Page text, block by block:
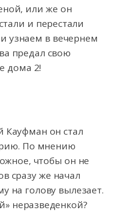
или же он
и перестали
узнаем в вечернем
предал свою
дома 2!
Кауфман он стал
По мнению
чтобы он не
сразу же начал
на голову вылезает.
неразведенкой?